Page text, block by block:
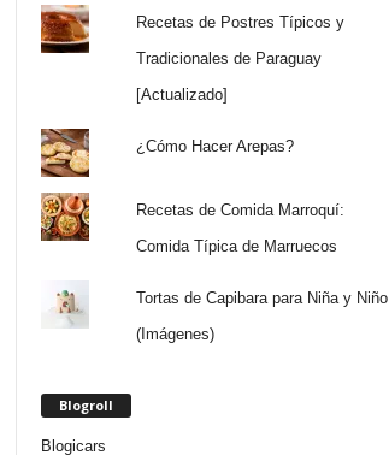
Recetas de Postres Típicos y
Tradicionales de Paraguay
[Actualizado]
¿Cómo Hacer Arepas?
Recetas de Comida Marroquí:
Comida Típica de Marruecos
Tortas de Capibara para Niña y Niño
(Imágenes)
Blogroll
Blogicars